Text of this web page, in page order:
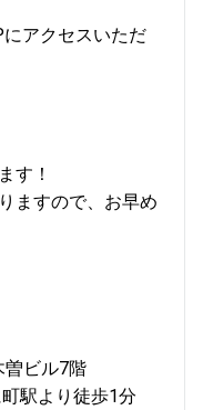
アクセスいただ
す！
ますので、お早め
曽ビル7階
駅より徒歩1分